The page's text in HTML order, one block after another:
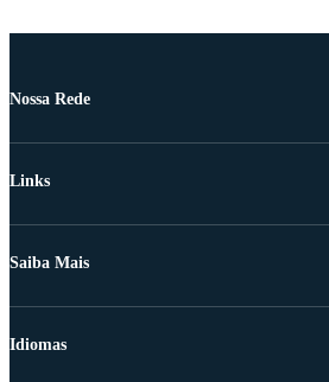
Nossa Rede
Links
Saiba Mais
Idiomas